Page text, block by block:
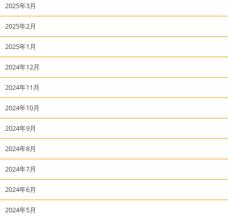
2025年3月
2025年2月
2025年1月
2024年12月
2024年11月
2024年10月
2024年9月
2024年8月
2024年7月
2024年6月
2024年5月